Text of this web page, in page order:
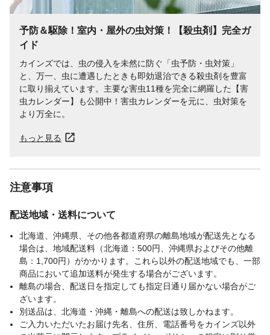
予防＆駆除！室内・屋外の虫対策！【殺虫剤】完全ガ
イド
カインズでは、虫の侵入を未然に防ぐ「虫予防・虫対策」
と、万一、虫に遭遇したときも即効退治できる殺虫剤を豊富
に取り揃えています。主要な害虫11種を完全に網羅した【害
虫カレンダー】も公開中！害虫カレンダーを元に、虫対策を
より万全に。
もっと見る
注意事項
配送地域・送料について
北海道、沖縄県、その他各都道府県の離島地域が配送先となる
場合は、地域配送料（北海道：500円、沖縄県およびその他離
島：1,700円）がかかります。これら以外の配送地域でも、一部
商品において追加送料が発生する場合がございます。
離島の場合、配送日を指定しても指定日通り届かない場合がご
ざいます。
別送品は、北海道・沖縄・離島への配送は致しかねます。
ご入力いただいたお届け先名、住所、電話番号をカインズ以外